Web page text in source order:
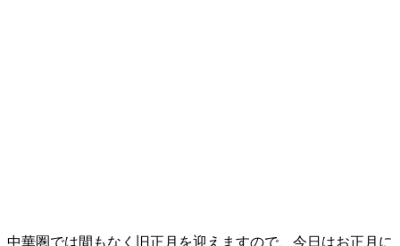
中華圏では間もなく旧正月を迎えますので、今日はお正月に